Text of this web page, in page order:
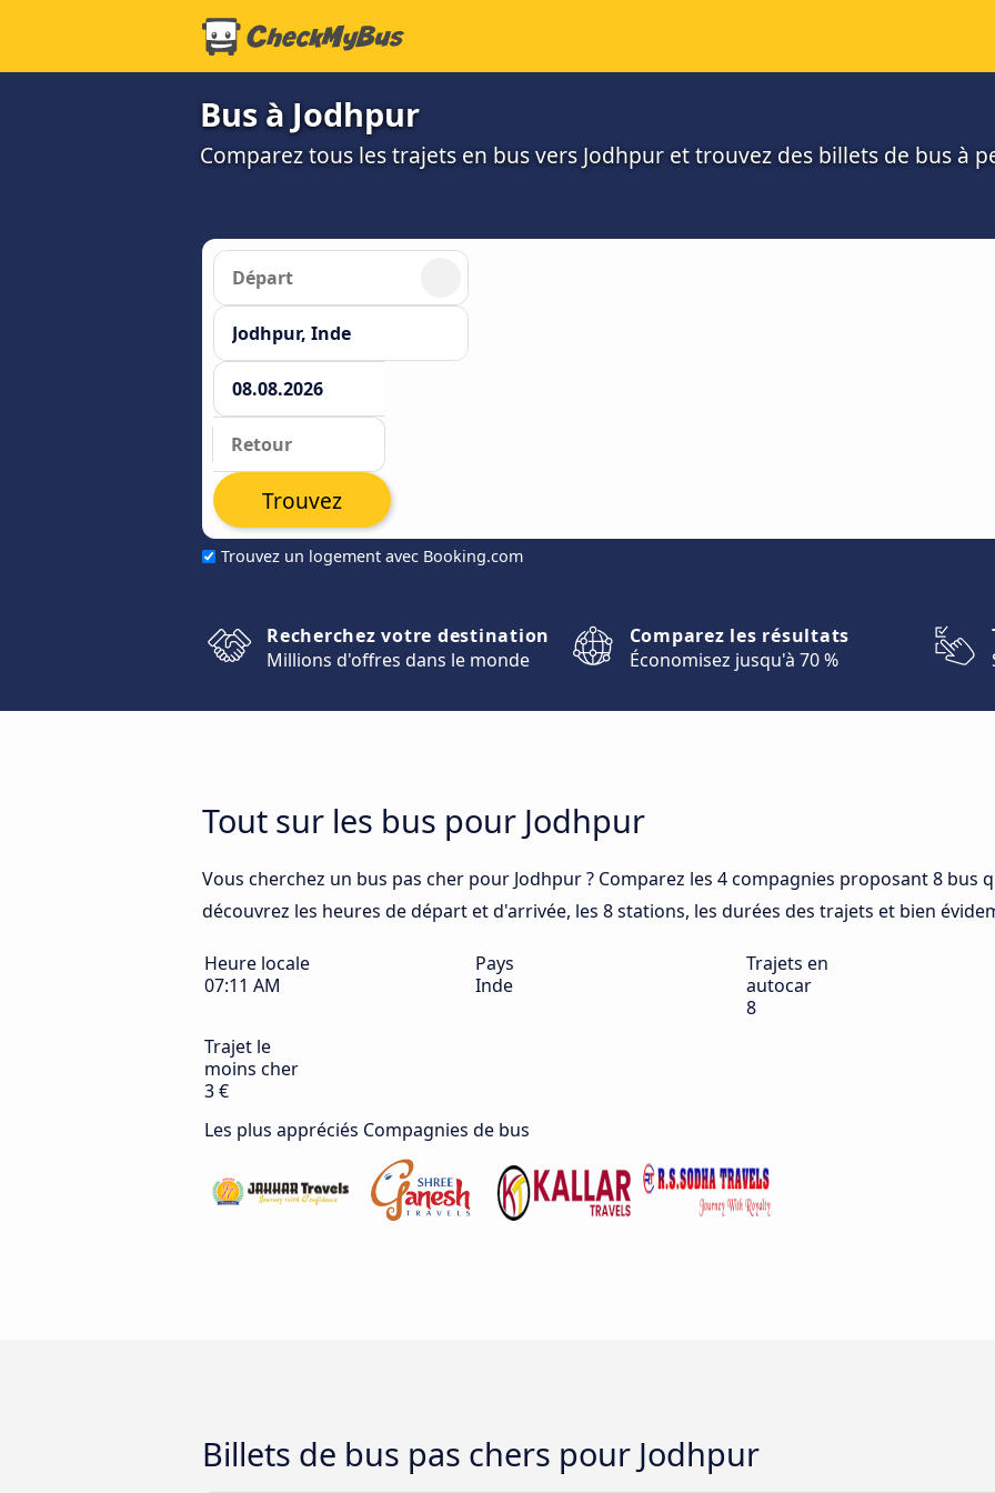
Bus à Jodhpur
Comparez tous les trajets en bus vers Jodhpur et trouvez des billets de bus à
Trouvez un logement avec Booking.com
Trouvez
Recherchez votre destination
Millions d'offres dans le monde
Comparez les résultats
Économisez jusqu'à 70 %
Tout sur les bus pour Jodhpur
Vous cherchez un bus pas cher pour Jodhpur ? Comparez les 4 compagnies proposant 8 bus
découvrez les heures de départ et d'arrivée, les 8 stations, les durées des trajets et bien
Heure locale
07:11 AM
Pays
Inde
Trajets en
autocar
8
Trajet le
moins cher
3 €
Les plus appréciés Compagnies de bus
Billets de bus pas chers pour Jodhpur